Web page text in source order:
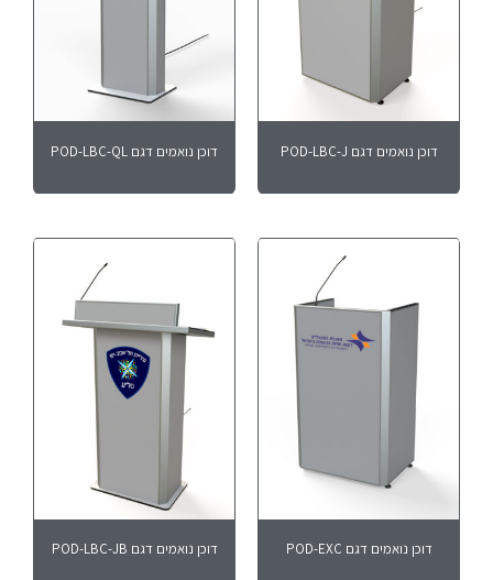
דוכן נואמים דגם POD-LBC-J דוכן נואמים דגם POD-LBC-QL
דוכן נואמים דגם POD-EXC דוכן נואמים דגם POD-LBC-JB